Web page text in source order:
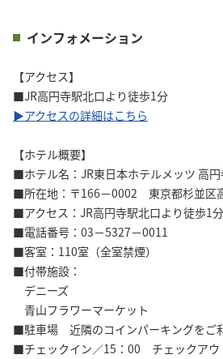
インフォメーション
【アクセス】
■JR高円寺駅北口より徒歩1分
▶アクセスの詳細はこちら
【ホテル概要】
■ホテル名：JR東日本ホテルメッツ 高
■所在地：〒166－0002 東京都杉並区
■アクセス：JR高円寺駅北口より徒歩1分
■電話番号：03－5327－0011
■客室：110室（全室禁煙）
■付帯施設：
デニーズ
青山フラワーマーケット
■駐車場 近隣のコインパーキングをご
■チェックイン／15：00 チェックアウ